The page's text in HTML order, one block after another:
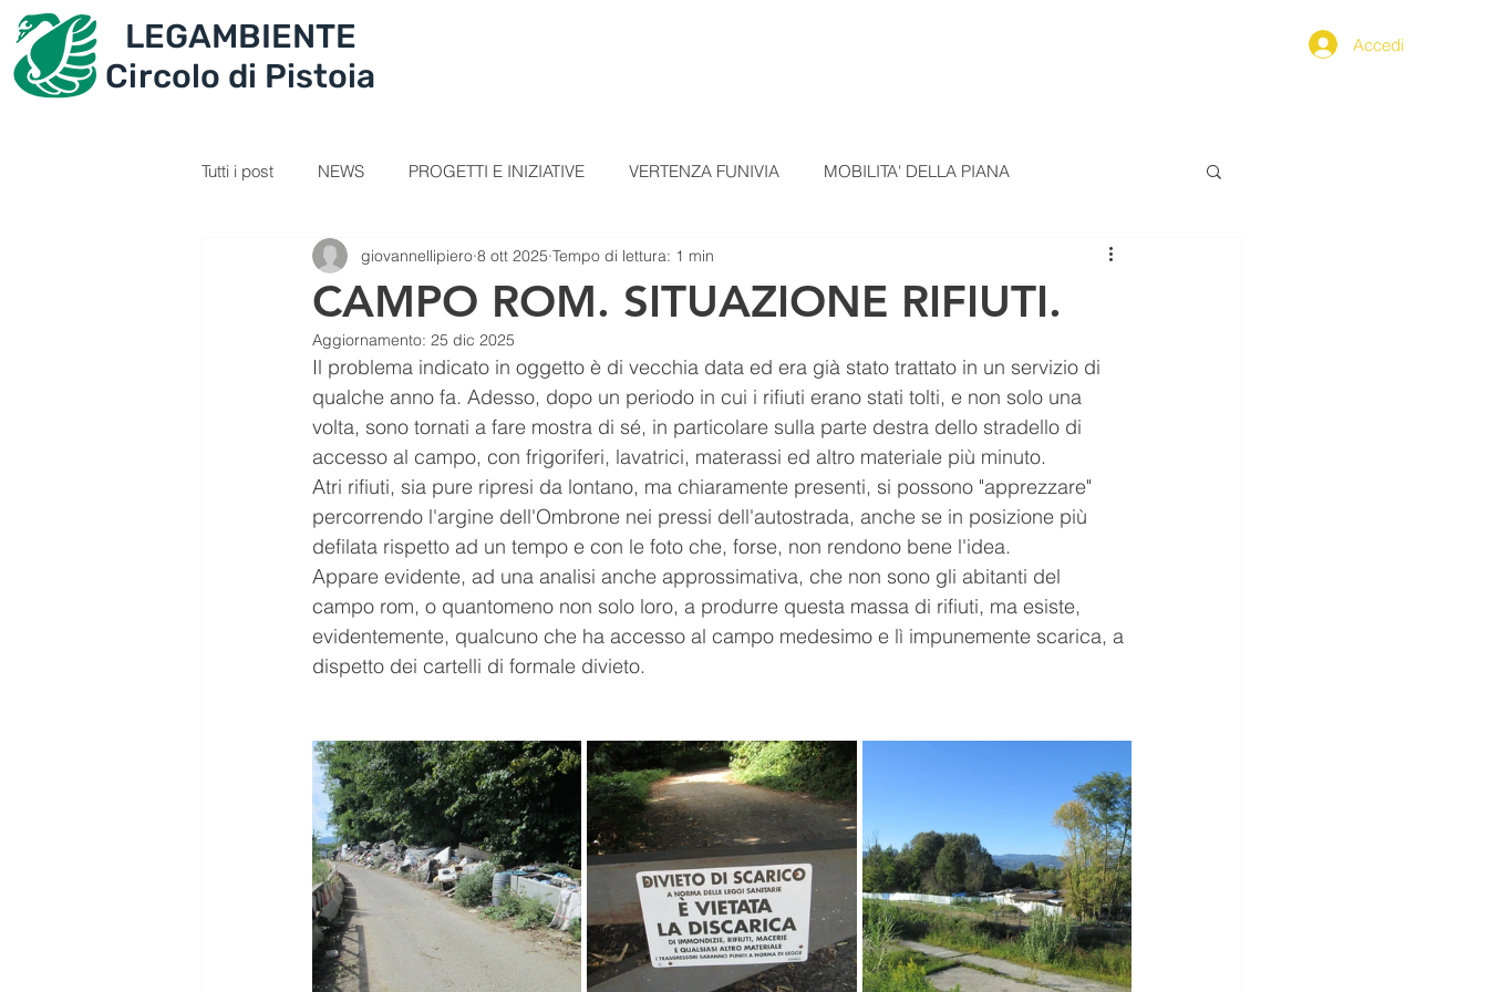
LEGAMBIENTE
Circolo di Pistoia
Accedi
Tutti i post NEWS PROGETTI E INIZIATIVE VERTENZA FUNIVIA MOBILITA' DELLA PIANA
SEZIONE GIOVANI VIDEOLEZIONI COMUNICATI STAMPA ALIMENTAZIONE
PERCORSI RICETTE Comunicato Progetto FarmCom
IL TESORO DELLA MONTAGNA RepTesMont ATTIVITA' DIDATTICHE Agricoltura FarCom2024
CAMPO ROM. SITUAZIONE RIFIUTI.
giovannellipiero 8 ott 2025 Tempo di lettura: 1 min
Aggiornamento: 25 dic 2025
Il problema indicato in oggetto è di vecchia data ed era già stato trattato in un servizio di
qualche anno fa. Adesso, dopo un periodo in cui i rifiuti erano stati tolti, e non solo una
volta, sono tornati a fare mostra di sé, in particolare sulla parte destra dello stradello di
accesso al campo, con frigoriferi, lavatrici, materassi ed altro materiale più minuto.
Atri rifiuti, sia pure ripresi da lontano, ma chiaramente presenti, si possono "apprezzare"
percorrendo l'argine dell'Ombrone nei pressi dell'autostrada, anche se in posizione più
defilata rispetto ad un tempo e con le foto che, forse, non rendono bene l'idea.
Appare evidente, ad una analisi anche approssimativa, che non sono gli abitanti del
campo rom, o quantomeno non solo loro, a produrre questa massa di rifiuti, ma esiste,
evidentemente, qualcuno che ha accesso al campo medesimo e lì impunemente scarica, a
dispetto dei cartelli di formale divieto.